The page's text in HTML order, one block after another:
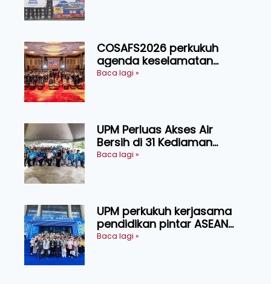
COSAFS2026 perkukuh
agenda keselamatan
makanan, AgriHub pacu
Baca lagi »
UPM Perluas Akses Air
Bersih di 31 Kediaman
Orang Asli Tasik Chini
Baca lagi »
UPM perkukuh kerjasama
pendidikan pintar ASEAN
menerusi lawatan rasmi ke
Baca lagi »